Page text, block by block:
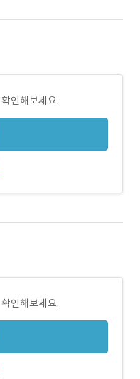
인해보세요.
인해보세요.